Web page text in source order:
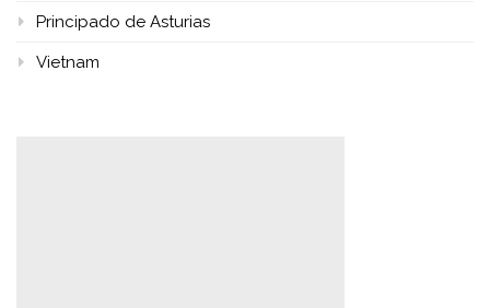
Principado de Asturias
Vietnam